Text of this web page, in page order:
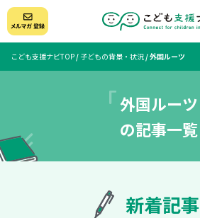
こども支援ナビTOP/子どもの背景・状況/外国ルーツ
外国ルーツ
の記事一覧
新着記事